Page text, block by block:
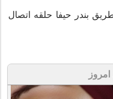
بندر حیفا حلقه اتصال
امروز